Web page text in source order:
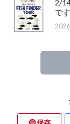
Glove
2/
です